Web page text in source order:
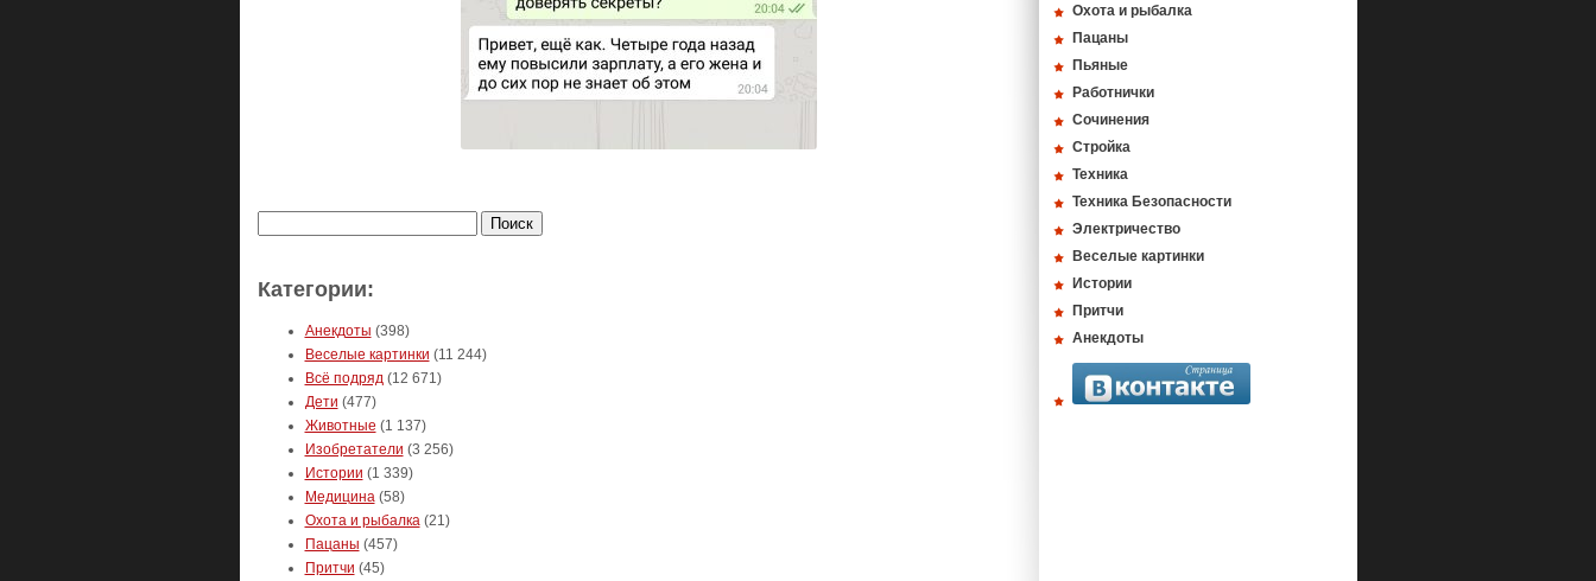
Категории:
Анекдоты (398)
Веселые картинки (11 244)
Всё подряд(12 671)
Дети (477)
Животные (1 137)
Изобретатели (3 256)
Истории (1 339)
Медицина(58)
Охота и рыбалка(21)
Пацаны (457)
Притчи (45)
Охота и рыбалка
Пацаны
Пьяные
Работнички
Сочинения
Стройка
Техника
Техника Безопасности
Электричество
Веселые картинки
Истории
Притчи
Анекдоты